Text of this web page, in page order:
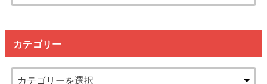
索:
カテゴリー